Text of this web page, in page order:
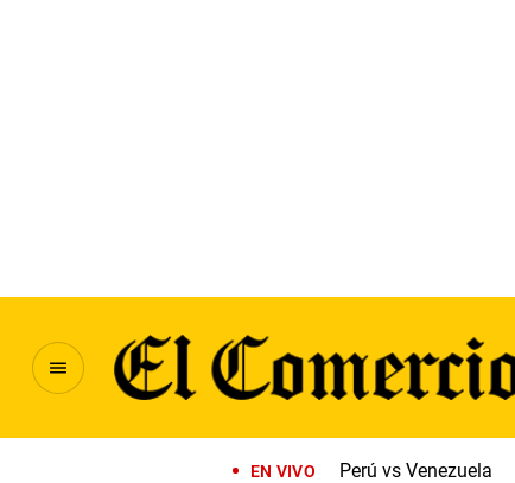
EN VIVO Perú vs Venezuela